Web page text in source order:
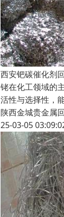
西安钯碳催化剂
铑在化工领域的
活性与选择性，
陕西金城贵金属
25-03-05